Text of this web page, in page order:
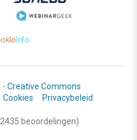
- Creative Commons
Cookies Privacybeleid
beoordelingen)